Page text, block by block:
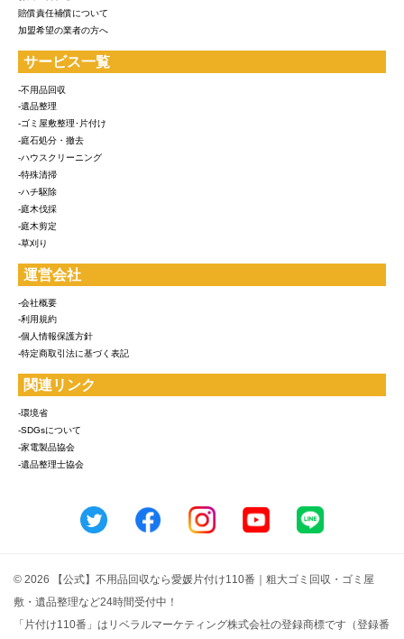
賠償責任補償について
加盟希望の業者の方へ
サービス一覧
-不用品回収
-遺品整理
-ゴミ屋敷整理･片付け
-庭石処分・撤去
-ハウスクリーニング
-特殊清掃
-ハチ駆除
-庭木伐採
-庭木剪定
-草刈り
運営会社
-会社概要
-利用規約
-個人情報保護方針
-特定商取引法に基づく表記
関連リンク
-環境省
-SDGsについて
-家電製品協会
-遺品整理士協会
© 2026 【公式】不用品回収なら愛媛片付け110番｜粗大ゴミ回収・ゴミ屋
敷・遺品整理など24時間受付中！
「片付け110番」はリベラルマーケティング株式会社の登録商標です（登録番